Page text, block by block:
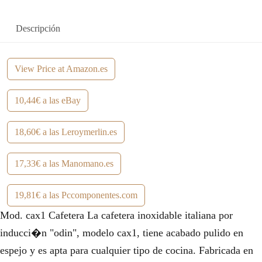
1
4
,
0
0
€
.
4
4
€
.
Descripción
View Price at Amazon.es
10,44€ a las eBay
18,60€ a las Leroymerlin.es
17,33€ a las Manomano.es
19,81€ a las Pccomponentes.com
Mod. cax1 Cafetera La cafetera inoxidable italiana por
inducci�n "odin", modelo cax1, tiene acabado pulido en
espejo y es apta para cualquier tipo de cocina. Fabricada en